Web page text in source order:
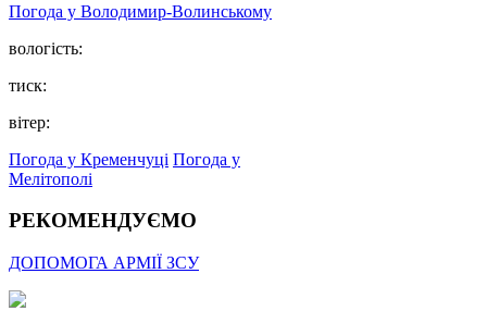
Погода у Володимир-Волинському
вологість:
тиск:
вітер:
Погода у Кременчуці Погода у
Мелітополі
РЕКОМЕНДУЄМО
ДОПОМОГА АРМІЇ ЗСУ